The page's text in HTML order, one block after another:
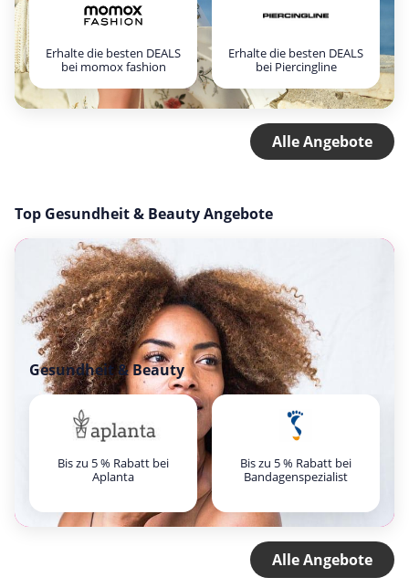
Erhalte die besten DEALS
bei momox fashion
Erhalte die besten DEALS
bei Piercingline
Alle Angebote
Top Gesundheit & Beauty Angebote
Gesundheit & Beauty
Bis zu 5 % Rabatt bei
Aplanta
Bis zu 5 % Rabatt bei
Bandagenspezialist
Alle Angebote